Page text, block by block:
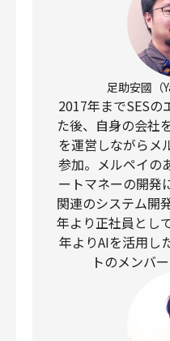
足助安國（
2017年までSESの
た後、自身の会社
を運営しながらメ
参加。メルペイの
ートマネーの開発
関連のシステム開
年より正社員とし
年よりAIを活用し
トのメンバ